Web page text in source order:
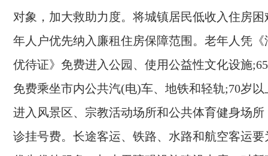
对象，加大救助力度。将城镇居民低收入住房
年人户优先纳入廉租住房保障范围。老年人凭
优待证》免费进入公园、使用公益性文化设施;65
免费乘坐市内公共汽(电)车、地铁和轻轨;70岁以
进入风景区、宗教活动场所和公共体育健身场
诊挂号费。长途客运、铁路、水路和航空客运